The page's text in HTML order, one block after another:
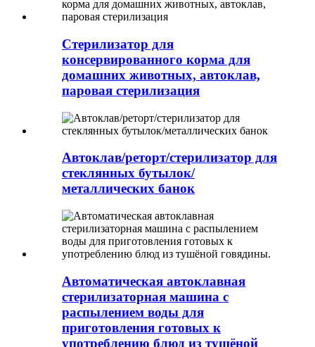
Стерилизатор для
консервированного корма для
домашних животных, автоклав,
паровая стерилизация
Автоклав/реторт/стерилизатор для
стеклянных бутылок/
металлических банок
Автоматическая автоклавная
стерилизаторная машина с
распылением воды для
приготовления готовых к
употреблению блюд из тушёной